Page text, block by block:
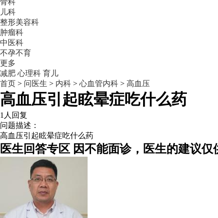
骨科
儿科
整形美容科
肿瘤科
中医科
不孕不育
更多
减肥 心理科 育儿
首页 > 问医生 > 内科 > 心血管内科 > 高血压
高血压引起眩晕症吃什么药
1人回复
问题描述：
高血压引起眩晕症吃什么药
医生回答专区 因不能面诊，医生的建议仅